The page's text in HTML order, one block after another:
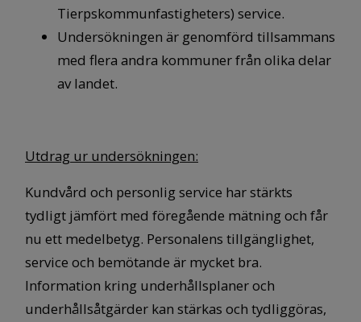
Tierpskommunfastigheters) service.
Undersökningen är genomförd tillsammans
med flera andra kommuner från olika delar
av landet.
Utdrag ur undersökningen:
Kundvård och personlig service har stärkts
tydligt jämfört med föregående mätning och får
nu ett medelbetyg. Personalens tillgänglighet,
service och bemötande är mycket bra.
Information kring underhållsplaner och
underhållsåtgärder kan stärkas och tydliggöras,